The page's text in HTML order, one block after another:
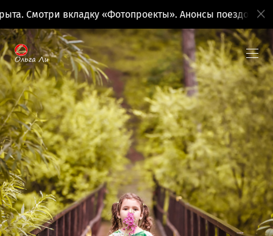
вкладку «Фотопроекты». Анонсы поездок на вкладке